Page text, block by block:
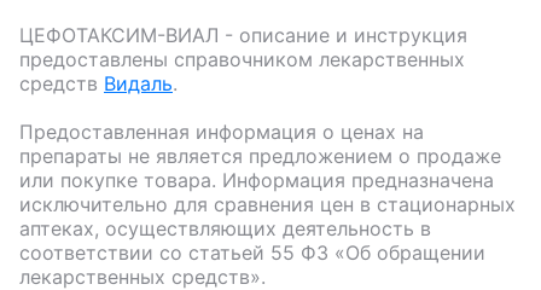
ЦЕФОТАКСИМ-ВИАЛ - описание и инструкция
предоставлены справочником лекарственных
средств Видаль.
Предоставленная информация о ценах на
препараты не является предложением о продаже
или покупке товара. Информация предназначена
исключительно для сравнения цен в стационарных
аптеках, осуществляющих деятельность в
соответствии со статьей 55 ФЗ «Об обращении
лекарственных средств».